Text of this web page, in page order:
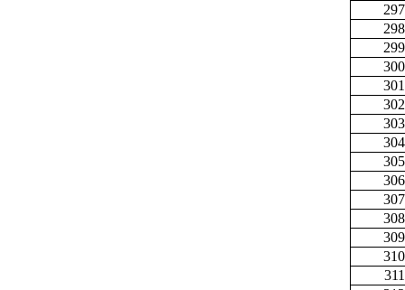
297
298
299
300
301
302
303
304
305
306
307
308
309
310
311